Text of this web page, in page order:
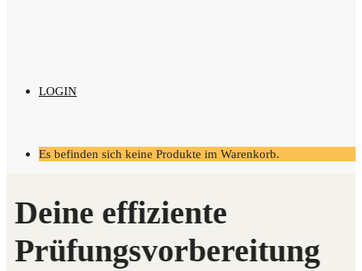
LOGIN
Es befinden sich keine Produkte im Warenkorb.